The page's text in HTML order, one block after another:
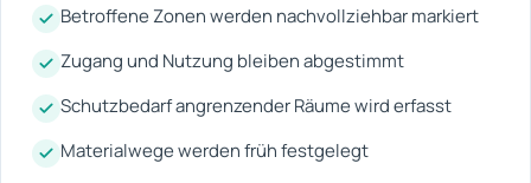
Betroffene Zonen werden nachvollziehbar markiert
Zugang und Nutzung bleiben abgestimmt
Schutzbedarf angrenzender Räume wird erfasst
Materialwege werden früh festgelegt